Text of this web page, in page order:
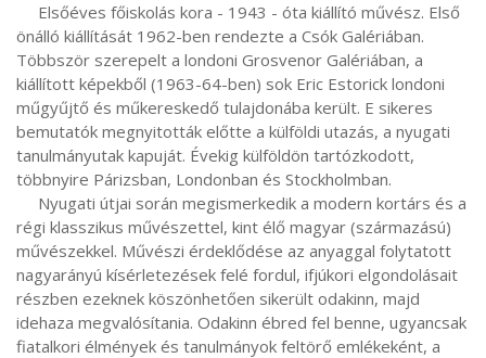
önálló kiállítását 1962-ben rendezte a Csók Galériában.
Többször szerepelt a londoni Grosvenor Galériában, a
kiállított képekből (1963-64-ben) sok Eric Estorick londoni
műgyűjtő és műkereskedő tulajdonába került. E sikeres
bemutatók megnyitották előtte a külföldi utazás, a nyugati
tanulmányutak kapuját. Évekig külföldön tartózkodott,
többnyire Párizsban, Londonban és Stockholmban.
régi klasszikus művészettel, kint élő magyar (származású)
művészekkel. Művészi érdeklődése az anyaggal folytatott
nagyarányú kísérletezések felé fordul, ifjúkori elgondolásait
részben ezeknek köszönhetően sikerült odakinn, majd
idehaza megvalósítania. Odakinn ébred fel benne, ugyancsak
fiatalkori élmények és tanulmányok feltörő emlékeként, a